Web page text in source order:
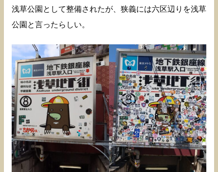
浅草公園として整備されたが、狭義には六区辺りを浅草
公園と言ったらしい。